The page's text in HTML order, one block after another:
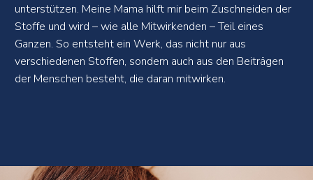
unterstützen. Meine Mama hilft mir beim Zuschneiden der
Stoffe und wird – wie alle Mitwirkenden – Teil eines
Ganzen. So entsteht ein Werk, das nicht nur aus
verschiedenen Stoffen, sondern auch aus den Beiträgen
der Menschen besteht, die daran mitwirken.